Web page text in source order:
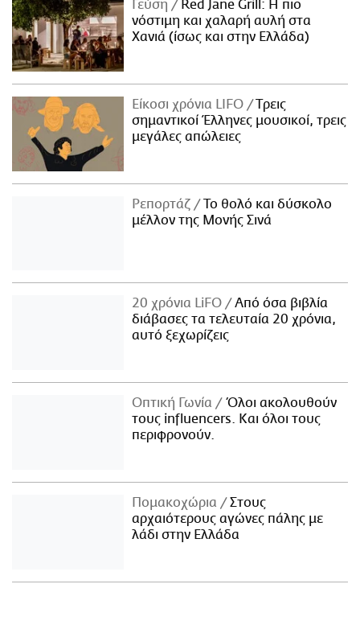
Γεύση
Red Jane Grill: Η πιο
νόστιμη και χαλαρή αυλή στα
Χανιά (ίσως και στην Ελλάδα)
Είκοσι χρόνια LIFO
Tρεις
σημαντικοί Έλληνες μουσικοί, τρεις
μεγάλες απώλειες
Ρεπορτάζ
Το θολό και δύσκολο
μέλλον της Μονής Σινά
20 χρόνια LiFO
Από όσα βιβλία
διάβασες τα τελευταία 20 χρόνια,
αυτό ξεχωρίζεις
Οπτική Γωνία
Όλοι ακολουθούν
τους influencers. Και όλοι τους
περιφρονούν.
Πομακοχώρια
Στους
αρχαιότερους αγώνες πάλης με
λάδι στην Ελλάδα